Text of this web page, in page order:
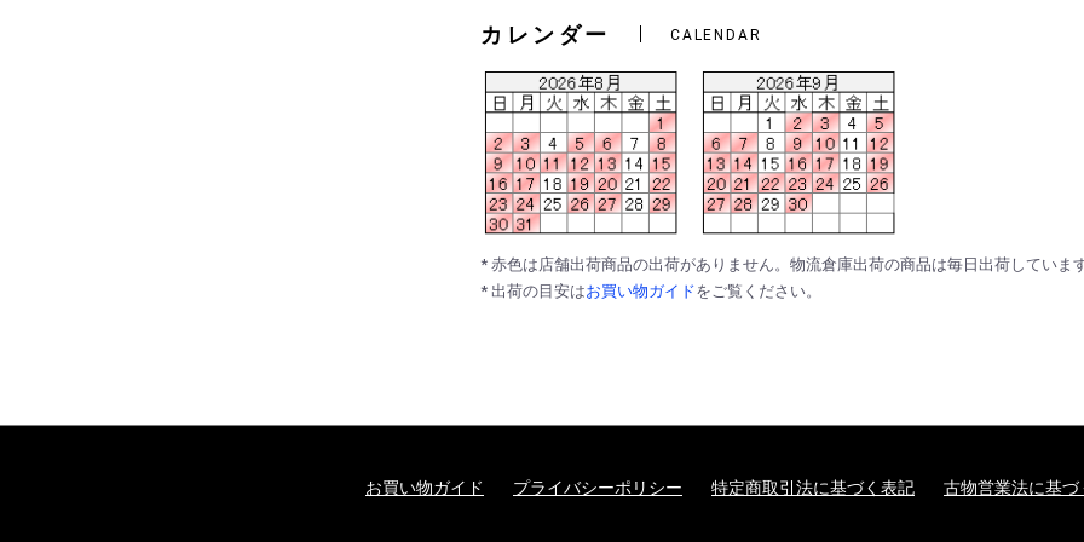
カレンダー CALENDAR
* 赤色は店舗出荷商品の出荷がありません。物流倉庫出荷の商品は毎日出荷しています
* 出荷の目安はお買い物ガイドをご覧ください。
お買い物ガイド プライバシーポリシー 特定商取引法に基づく表記 古物営業法に基づ